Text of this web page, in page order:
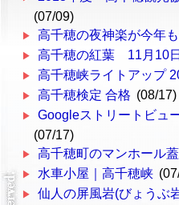
(07/09)
高千穂の夜神楽が今年
高千穂の紅葉 11月10
高千穂峡ライトアップ
高千穂検定 合格 (08/17)
Googleストリートビ
(07/17)
高千穂町のマンホール蓋
水車小屋｜高千穂峡
仙人の屏風岩(びょうぶ